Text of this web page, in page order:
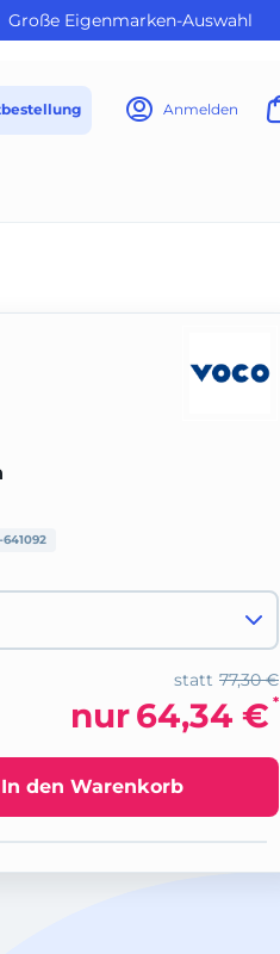
Große Eigenmarken-Auswahl
Anmelden
77,30 €
statt
nur64,34 € *
In den Warenkorb